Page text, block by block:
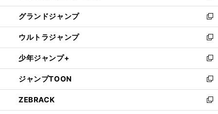
ウ
で
開
く
ン
ド
ウ
で
開
く
ウ
ィ
ン
ド
ウ
で
開
く
し
い
ウ
ィ
ン
ド
ウ
で
開
く
グランドジャンプ
新
し
い
ウ
ィ
ン
ド
ウ
で
開
ウルトラジャンプ
新
し
い
ウ
ィ
ン
ド
ウ
少年ジャンプ+
新
し
い
ウ
ィ
ン
ジャンプTOON
新
し
い
ウ
ZEBRACK
新
し